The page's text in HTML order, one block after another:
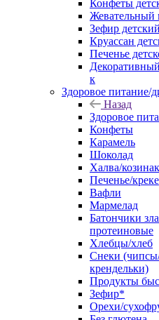
Конфеты
Жевательный
Зефир
Круассан
Печенье
к
Здоровое питание/
Назад
Здоровое
Конфеты
Карамель
Шоколад
Халва/
Печенье/
Вафли
Мармелад
Батончики
протеиновые
Хлебцы/хлеб
Снеки
крендельки)
Продукты
Зефир*
Орехи/